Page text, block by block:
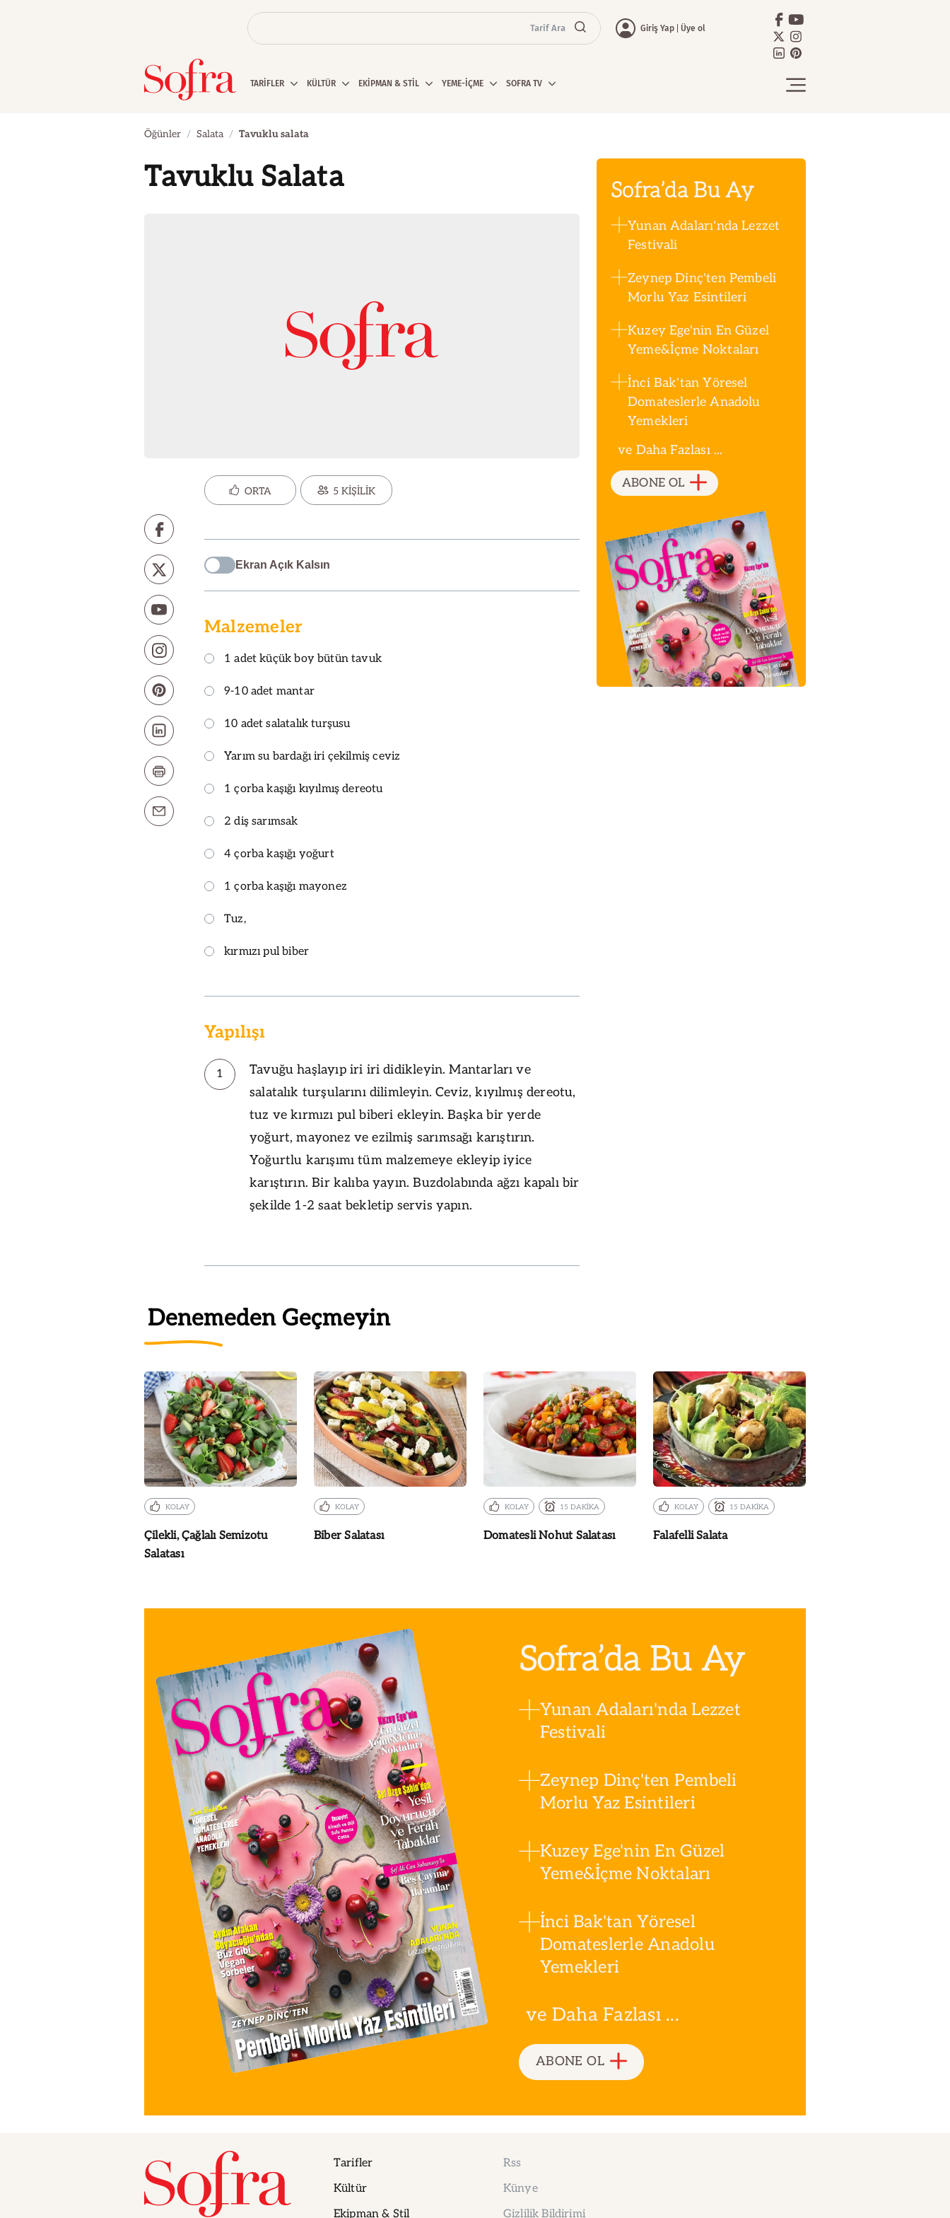
Tarif Ara Giriş Yap Üye ol
TARİFLER KÜLTÜR EKİPMAN & STİL YEME-İÇME SOFRA TV
Öğünler Salata Tavuklu salata
Tavuklu Salata
ORTA 5 KİŞİLİK
Ekran Açık Kalsın
Malzemeler
1 adet küçük boy bütün tavuk
9-10 adet mantar
10 adet salatalık turşusu
Yarım su bardağı iri çekilmiş ceviz
1 çorba kaşığı kıyılmış dereotu
2 diş sarımsak
4 çorba kaşığı yoğurt
1 çorba kaşığı mayonez
Tuz,
kırmızı pul biber
Yapılışı
1
Tavuğu haşlayıp iri iri didikleyin. Mantarları ve
salatalık turşularını dilimleyin. Ceviz, kıyılmış dereotu,
tuz ve kırmızı pul biberi ekleyin. Başka bir yerde
yoğurt, mayonez ve ezilmiş sarımsağı karıştırın.
Yoğurtlu karışımı tüm malzemeye ekleyip iyice
karıştırın. Bir kalıba yayın. Buzdolabında ağzı kapalı bir
şekilde 1-2 saat bekletip servis yapın.
Sofra’da Bu Ay
Yunan Adaları'nda Lezzet
Festivali
Zeynep Dinç'ten Pembeli
Morlu Yaz Esintileri
Kuzey Ege'nin En Güzel
Yeme&İçme Noktaları
İnci Bak'tan Yöresel
Domateslerle Anadolu
Yemekleri
ve Daha Fazlası ...
ABONE OL
Denemeden Geçmeyin
KOLAY
Çilekli, Çağlalı Semizotu
Salatası
KOLAY
Biber Salatası
KOLAY 15 DAKİKA
Domatesli Nohut Salatası
KOLAY 15 DAKİKA
Falafelli Salata
Sofra’da Bu Ay
Yunan Adaları'nda Lezzet
Festivali
Zeynep Dinç'ten Pembeli
Morlu Yaz Esintileri
Kuzey Ege'nin En Güzel
Yeme&İçme Noktaları
İnci Bak'tan Yöresel
Domateslerle Anadolu
Yemekleri
ve Daha Fazlası ...
ABONE OL
Tarifler
Kültür
Ekipman & Stil
Rss
Künye
Gizlilik Bildirimi